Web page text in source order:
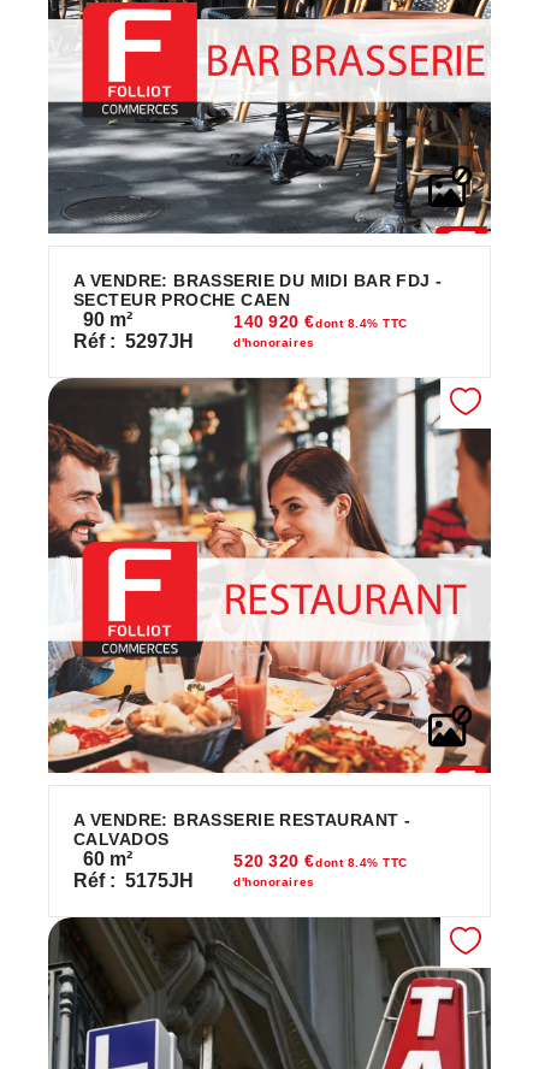
A VENDRE: BRASSERIE DU MIDI BAR FDJ -
SECTEUR PROCHE CAEN
90 m²
Réf : 5297JH
140 920 €dont 8.4% TTC
d'honoraires
A VENDRE: BRASSERIE RESTAURANT -
CALVADOS
60 m²
Réf : 5175JH
520 320 €dont 8.4% TTC
d'honoraires